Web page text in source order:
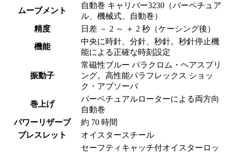
ムーブメント
自動巻 キャリバー3230（パーペチュア
ル、機械式、自動巻）
精度
日差 － 2 ～ ＋ 2 秒（ケーシング後）
機能
中央に時針、分針、秒針。秒針停止機
能による正確な時刻設定
振動子
常磁性ブルー パラクロム・ヘアスプリ
ング。高性能パラフレックス ショッ
ク・アブソーバ
巻上げ
パーペチュアルローターによる両方向
自動巻
パワーリザーブ
約 70 時間
ブレスレット
オイスタースチール
セーフティキャッチ付オイスターロッ